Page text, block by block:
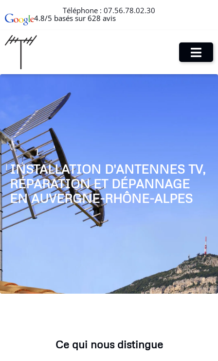
Téléphone : 07.56.78.02.30
4.8/5 basés sur 628 avis
INSTALLATION D'ANTENNES TV,
RÉPARATION ET DÉPANNAGE
EN AUVERGNE-RHÔNE-ALPES
Ce qui nous distingue